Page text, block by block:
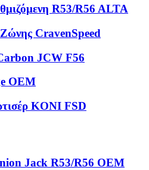
R53/R56 ALTA
CravenSpeed
JCW F56
OEM
KONI FSD
Jack R53/R56 OEM